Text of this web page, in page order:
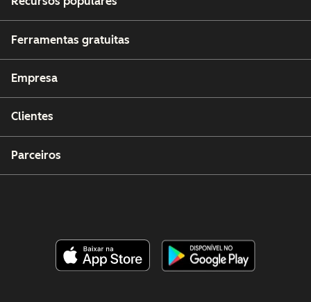
Ferramentas gratuitas
Empresa
Clientes
Parceiros